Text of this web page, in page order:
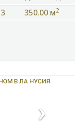
3 350.00 м2